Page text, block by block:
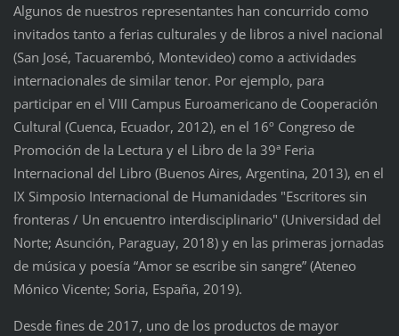
Algunos de nuestros representantes han concurrido como
invitados tanto a ferias culturales y de libros a nivel nacional
(San José, Tacuarembó, Montevideo) como a actividades
internacionales de similar tenor. Por ejemplo, para
participar en el VIII Campus Euroamericano de Cooperación
Cultural (Cuenca, Ecuador, 2012), en el 16º Congreso de
Promoción de la Lectura y el Libro de la 39ª Feria
Internacional del Libro (Buenos Aires, Argentina, 2013), en el
IX Simposio Internacional de Humanidades "Escritores sin
fronteras / Un encuentro interdisciplinario" (Universidad del
Norte; Asunción, Paraguay, 2018) y en las primeras jornadas
de música y poesía “Amor se escribe sin sangre” (Ateneo
Mónico Vicente; Soria, España, 2019).
Desde fines de 2017, uno de los productos de mayor